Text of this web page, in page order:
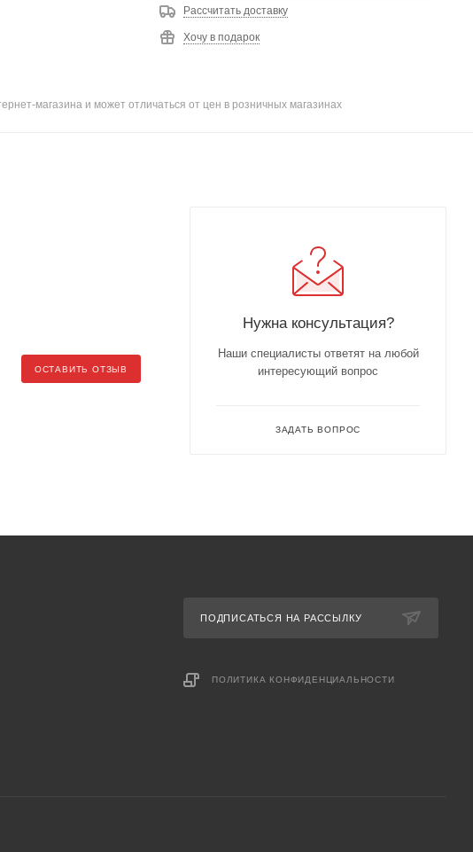
Рассчитать доставку
Хочу в подарок
магазина и может отличаться от цен в розничных магазинах
ОСТАВИТЬ ОТЗЫВ
Нужна консультация?
Наши специалисты ответят на любой
интересующий вопрос
ЗАДАТЬ ВОПРОС
ПОДПИСАТЬСЯ НА РАССЫЛКУ
ПОЛИТИКА КОНФИДЕНЦИАЛЬНОСТИ